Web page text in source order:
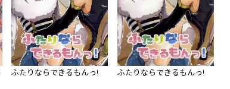
ふたりならできるもんっ! ふたりならできるもんっ!